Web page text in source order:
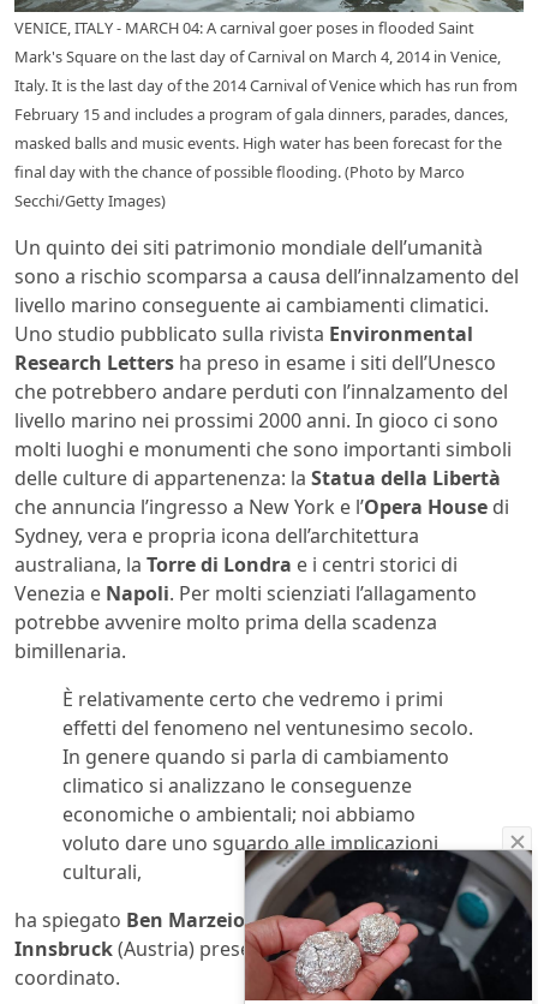
VENICE, ITALY - MARCH 04: A carnival goer poses in flooded Saint
Mark's Square on the last day of Carnival on March 4, 2014 in Venice,
Italy. It is the last day of the 2014 Carnival of Venice which has run from
February 15 and includes a program of gala dinners, parades, dances,
masked balls and music events. High water has been forecast for the
final day with the chance of possible flooding. (Photo by Marco
Secchi/Getty Images)
Un quinto dei siti patrimonio mondiale dell’umanità
sono a rischio scomparsa a causa dell’innalzamento del
livello marino conseguente ai cambiamenti climatici.
Uno studio pubblicato sulla rivista Environmental
Research Letters ha preso in esame i siti dell’Unesco
che potrebbero andare perduti con l’innalzamento del
livello marino nei prossimi 2000 anni. In gioco ci sono
molti luoghi e monumenti che sono importanti simboli
delle culture di appartenenza: la Statua della Libertà
che annuncia l’ingresso a New York e l’Opera House di
Sydney, vera e propria icona dell’architettura
australiana, la Torre di Londra e i centri storici di
Venezia e Napoli. Per molti scienziati l’allagamento
potrebbe avvenire molto prima della scadenza
bimillenaria.
È relativamente certo che vedremo i primi
effetti del fenomeno nel ventunesimo secolo.
In genere quando si parla di cambiamento
climatico si analizzano le conseguenze
economiche o ambientali; noi abbiamo
voluto dare uno sguardo alle implicazioni
culturali,
ha spiegato Ben Marzeiondell’Università di
Innsbruck(Austria) presentando lo studio da lui
coordinato.